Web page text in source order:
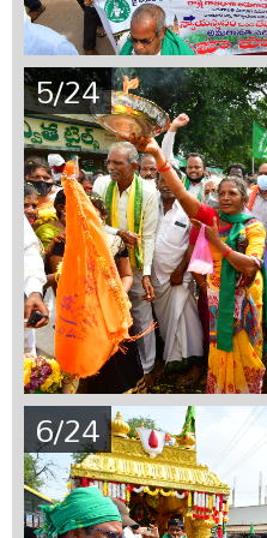
5/24
6/24